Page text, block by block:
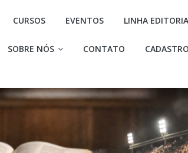
Liberal
a
parte
da
CURSOS EVENTOS LINHA
SOBRE NÓS CONTATO